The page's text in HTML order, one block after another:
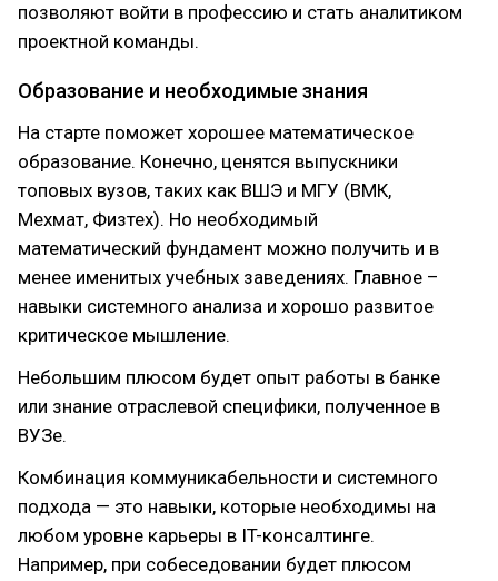
позволяют войти в профессию и стать аналитиком
проектной команды.
Образование и необходимые знания
На старте поможет хорошее математическое
образование. Конечно, ценятся выпускники
топовых вузов, таких как ВШЭ и МГУ (ВМК,
Мехмат, Физтех). Но необходимый
математический фундамент можно получить и в
менее именитых учебных заведениях. Главное –
навыки системного анализа и хорошо развитое
критическое мышление.
Небольшим плюсом будет опыт работы в банке
или знание отраслевой специфики, полученное в
ВУЗе.
Комбинация коммуникабельности и системного
подхода — это навыки, которые необходимы на
любом уровне карьеры в IT-консалтинге.
Например, при собеседовании будет плюсом